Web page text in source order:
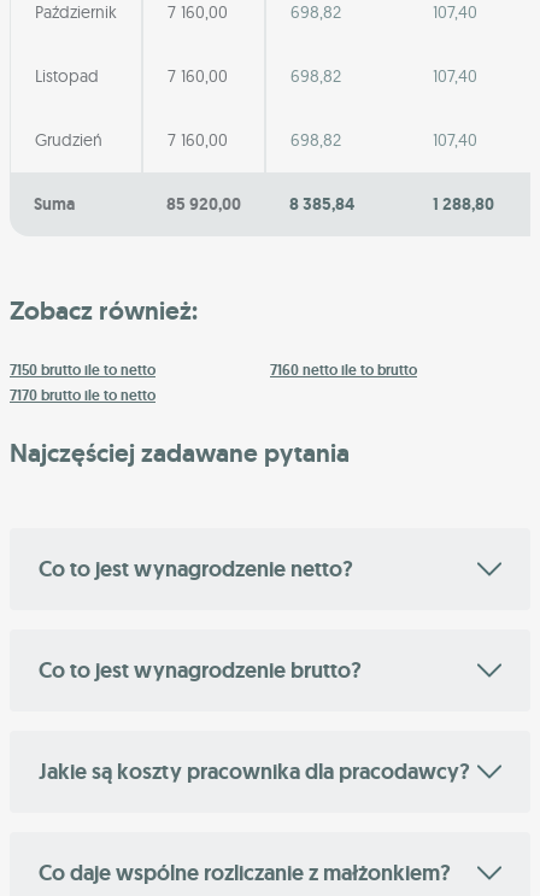
Październik 7 160,00 698,82 107,40
Listopad 7 160,00 698,82 107,40
Grudzień 7 160,00 698,82 107,40
Suma 85 920,00 8 385,84 1 288,80
Zobacz również:
7150 brutto ile to netto
7160 netto ile to brutto
7170 brutto ile to netto
Najczęściej zadawane pytania
Co to jest wynagrodzenie netto?
Co to jest wynagrodzenie brutto?
Jakie są koszty pracownika dla pracodawcy?
Co daje wspólne rozliczanie z małżonkiem?